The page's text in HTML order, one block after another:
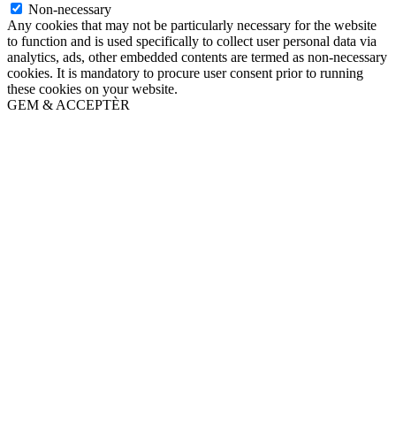
Non-necessary
Any cookies that may not be particularly necessary for the website
to function and is used specifically to collect user personal data via
analytics, ads, other embedded contents are termed as non-necessary
cookies. It is mandatory to procure user consent prior to running
these cookies on your website.
GEM & ACCEPTÈR